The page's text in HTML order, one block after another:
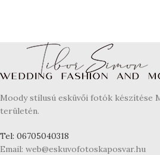
Moody stílusú esküvői fotók készítése
területén.
Tel: 06705040318
Email: web@eskuvofotoskaposvar.hu